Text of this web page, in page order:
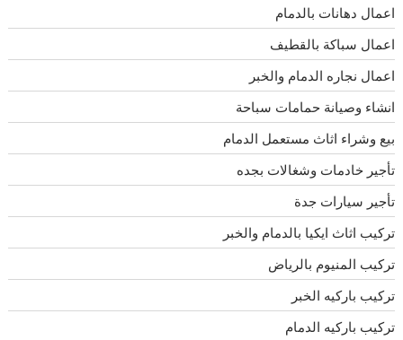
اعمال دهانات بالدمام
اعمال سباكة بالقطيف
اعمال نجاره الدمام والخبر
انشاء وصيانة حمامات سباحة
بيع وشراء اثاث مستعمل الدمام
تأجير خادمات وشغالات بجده
تأجير سيارات جدة
تركيب اثاث ايكيا بالدمام والخبر
تركيب المنيوم بالرياض
تركيب باركيه الخبر
تركيب باركيه الدمام